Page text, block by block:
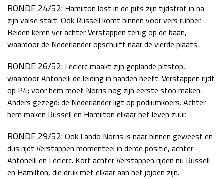
RONDE 24/52: Hamilton lost in de pits zijn tijdstraf in na
zijn valse start. Ook Russell komt binnen voor vers rubber.
Beiden keren ver achter Verstappen terug op de baan,
waardoor de Nederlander opschuift naar de vierde plaats.
RONDE 26/52: Leclerc maakt zijn geplande pitstop,
waardoor Antonelli de leiding in handen heeft. Verstappen rijdt
op P4; voor hem moet Norris nog zijn eerste stop maken.
Anders gezegd: de Nederlander ligt op podiumkoers. Achter
hem maken Russell en Hamilton elkaar het leven zuur.
RONDE 29/52:Ook Lando Norris is naar binnen geweest en
dus rijdt Verstappen momenteel in derde positie, achter
Antonelli en Leclerc. Kort achter Verstappen rijden nu Russell
en Hamilton, die druk met elkaar aan het jojoën zijn.